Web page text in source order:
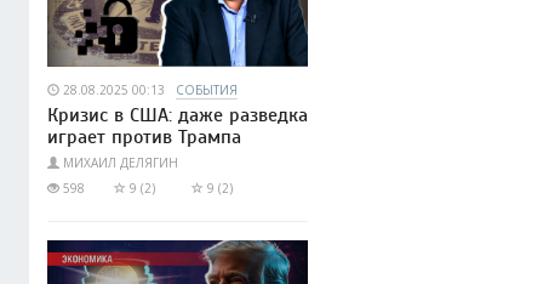
28.08.2025 00:13 СОБЫТИЯ
Кризис в США: даже разведка
играет против Трампа
МИХАИЛ ДЕЛЯГИН
598
9 (2) 9 (2)